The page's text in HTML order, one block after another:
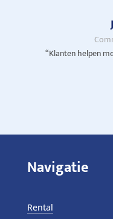
“Klanten helpen
Navigatie
Rental